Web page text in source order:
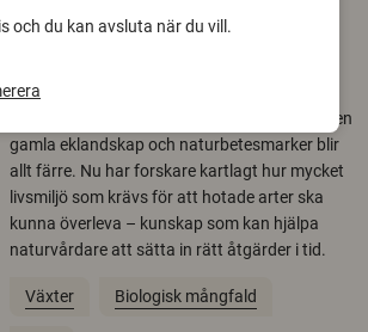
arter
Över tusen arter behöver ekar i sin närhet, men
gamla eklandskap och naturbetesmarker blir
allt färre. Nu har forskare kartlagt hur mycket
livsmiljö som krävs för att hotade arter ska
kunna överleva – kunskap som kan hjälpa
naturvårdare att sätta in rätt åtgärder i tid.
Växter Biologisk mångfald
och du kan avsluta när du vill.